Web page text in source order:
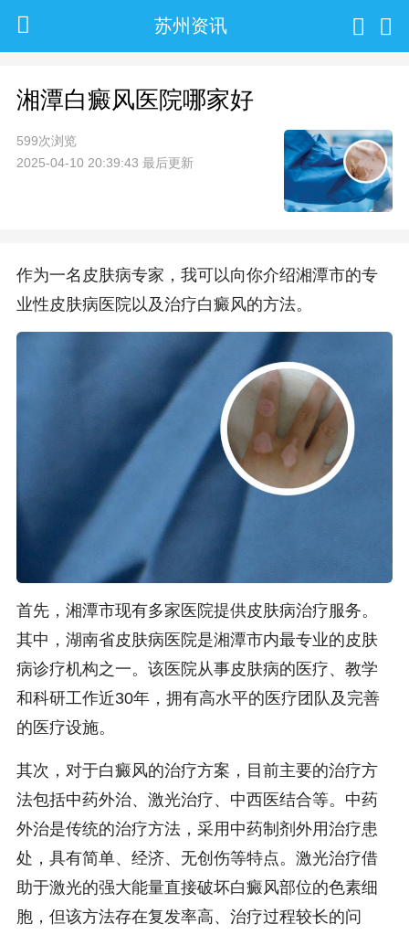
苏州资讯
湘潭白癜风医院哪家好
599次浏览
2025-04-10 20:39:43 最后更新
作为一名皮肤病专家，我可以向你介绍湘潭市的专
业性皮肤病医院以及治疗白癜风的方法。
首先，湘潭市现有多家医院提供皮肤病治疗服务。
其中，湖南省皮肤病医院是湘潭市内最专业的皮肤
病诊疗机构之一。该医院从事皮肤病的医疗、教学
和科研工作近30年，拥有高水平的医疗团队及完善
的医疗设施。
其次，对于白癜风的治疗方案，目前主要的治疗方
法包括中药外治、激光治疗、中西医结合等。中药
外治是传统的治疗方法，采用中药制剂外用治疗患
处，具有简单、经济、无创伤等特点。激光治疗借
助于激光的强大能量直接破坏白癜风部位的色素细
胞，但该方法存在复发率高、治疗过程较长的问